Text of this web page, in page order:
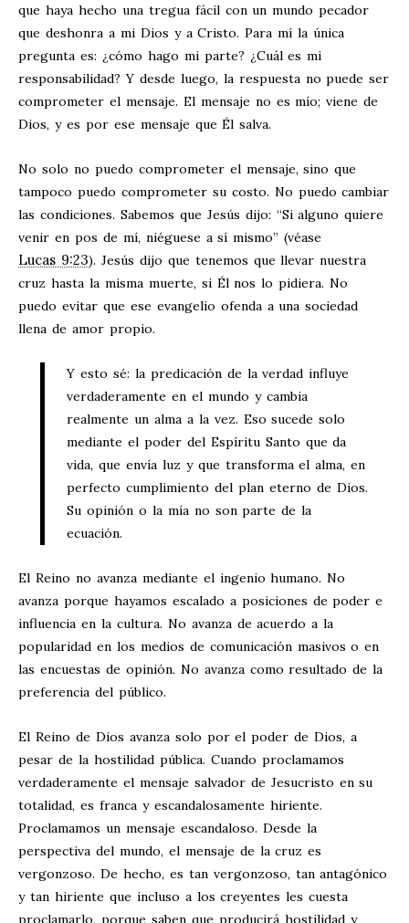
que haya hecho una tregua fácil con un mundo pecador
que deshonra a mi Dios y a Cristo. Para mí la única
pregunta es: ¿cómo hago mi parte? ¿Cuál es mi
responsabilidad? Y desde luego, la respuesta no puede ser
comprometer el mensaje. El mensaje no es mío; viene de
Dios, y es por ese mensaje que Él salva.
No solo no puedo comprometer el mensaje, sino que
tampoco puedo comprometer su costo. No puedo cambiar
las condiciones. Sabemos que Jesús dijo: “Si alguno quiere
venir en pos de mí, niéguese a sí mismo” (véase
Lucas 9:23). Jesús dijo que tenemos que llevar nuestra
cruz hasta la misma muerte, si Él nos lo pidiera. No
puedo evitar que ese evangelio ofenda a una sociedad
llena de amor propio.
Y esto sé: la predicación de la verdad influye
verdaderamente en el mundo y cambia
realmente un alma a la vez. Eso sucede solo
mediante el poder del Espíritu Santo que da
vida, que envía luz y que transforma el alma, en
perfecto cumplimiento del plan eterno de Dios.
Su opinión o la mía no son parte de la
ecuación.
El Reino no avanza mediante el ingenio humano. No
avanza porque hayamos escalado a posiciones de poder e
influencia en la cultura. No avanza de acuerdo a la
popularidad en los medios de comunicación masivos o en
las encuestas de opinión. No avanza como resultado de la
preferencia del público.
El Reino de Dios avanza solo por el poder de Dios, a
pesar de la hostilidad pública. Cuando proclamamos
verdaderamente el mensaje salvador de Jesucristo en su
totalidad, es franca y escandalosamente hiriente.
Proclamamos un mensaje escandaloso. Desde la
perspectiva del mundo, el mensaje de la cruz es
vergonzoso. De hecho, es tan vergonzoso, tan antagónico
y tan hiriente que incluso a los creyentes les cuesta
proclamarlo, porque saben que producirá hostilidad y